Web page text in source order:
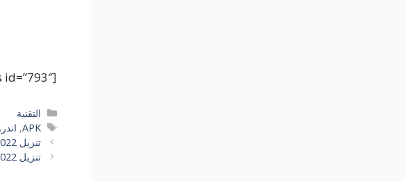
[text-blocks id=”793″]
التصنيفات
التقنية
الوسوم
APK
,
تنزيل font/symbols-on-telegram2 Telegram fonts 2022
تنزيل JT WhatsApp Version 9.0 App 2022 2022